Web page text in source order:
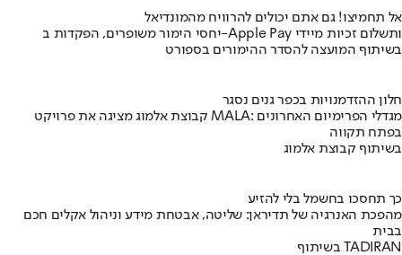
אל תחמיצו! גם אתם יכולים להרוויח מהמונדיאל
יחסי הימור משופרים, הפקדות ב-Apple Pay ותשלום זכיות מיידי
בשיתוף המועצה להסדר ההימורים בספורט
חלון ההזדמנויות בכפר גנים נסגר
קבוצת אלמוג מציגה את פרויקט MALA: מגדלי הפרימיום האחרונים
בפתח תקווה
בשיתוף קבוצת אלמוג
כך תחסכו בחשמל בלי להזיע
מהפכת האנרגיה של תדיראן: שליטה, אבטחת מידע וניהול אקלים חכם
בבית
בשיתוף TADIRAN